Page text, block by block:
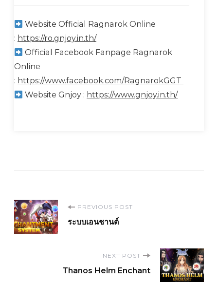
Website Official Ragnarok Online
: https://ro.gnjoy.in.th/
Official Facebook Fanpage Ragnarok
Online
: https://www.facebook.com/RagnarokGGT
Website Gnjoy : https://www.gnjoy.in.th/
Post
Navigation
PREVIOUS POST
ระบบเอนชานต์
NEXT POST
Thanos Helm Enchant